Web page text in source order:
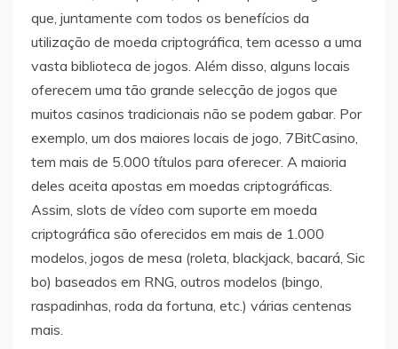
que, juntamente com todos os benefícios da
utilização de moeda criptográfica, tem acesso a uma
vasta biblioteca de jogos. Além disso, alguns locais
oferecem uma tão grande selecção de jogos que
muitos casinos tradicionais não se podem gabar. Por
exemplo, um dos maiores locais de jogo, 7BitCasino,
tem mais de 5.000 títulos para oferecer. A maioria
deles aceita apostas em moedas criptográficas.
Assim, slots de vídeo com suporte em moeda
criptográfica são oferecidos em mais de 1.000
modelos, jogos de mesa (roleta, blackjack, bacará, Sic
bo) baseados em RNG, outros modelos (bingo,
raspadinhas, roda da fortuna, etc.) várias centenas
mais.